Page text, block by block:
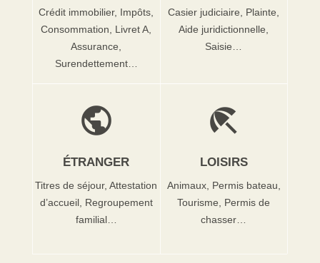
Crédit immobilier, Impôts,
Consommation, Livret A,
Assurance,
Surendettement…
Casier judiciaire, Plainte,
Aide juridictionnelle,
Saisie…
public
ÉTRANGER
Titres de séjour,Attestation
d’accueil, Regroupement
familial…
beach_access
LOISIRS
Animaux, Permis bateau,
Tourisme, Permis de
chasser…